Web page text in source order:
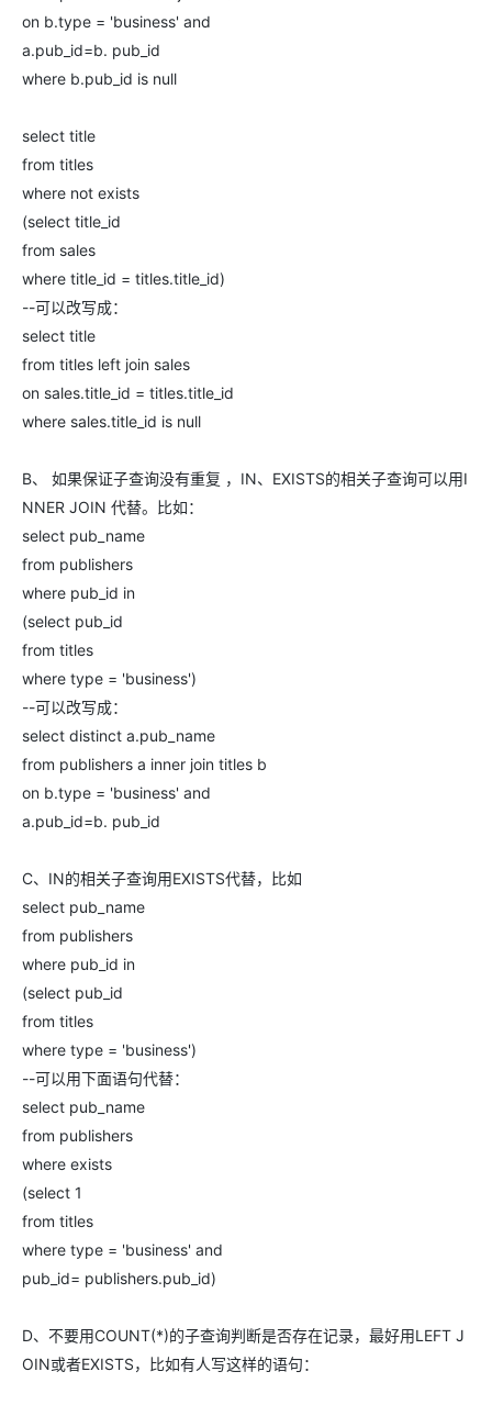
on b.type = 'business' and
a.pub_id=b. pub_id
where b.pub_id is null
select title
from titles
where not exists
(select title_id
from sales
where title_id = titles.title_id)
--可以改写成：
select title
from titles left join sales
on sales.title_id = titles.title_id
where sales.title_id is null
B、 如果保证子查询没有重复 ，IN、EXISTS的相关子查询可以用I
NNER JOIN 代替。比如：
select pub_name
from publishers
where pub_id in
(select pub_id
from titles
where type = 'business')
--可以改写成：
select distinct a.pub_name
from publishers a inner join titles b
on b.type = 'business' and
a.pub_id=b. pub_id
C、IN的相关子查询用EXISTS代替，比如
select pub_name
from publishers
where pub_id in
(select pub_id
from titles
where type = 'business')
--可以用下面语句代替：
select pub_name
from publishers
where exists
(select 1
from titles
where type = 'business' and
pub_id= publishers.pub_id)
D、不要用COUNT(*)的子查询判断是否存在记录，最好用LEFT J
OIN或者EXISTS，比如有人写这样的语句：